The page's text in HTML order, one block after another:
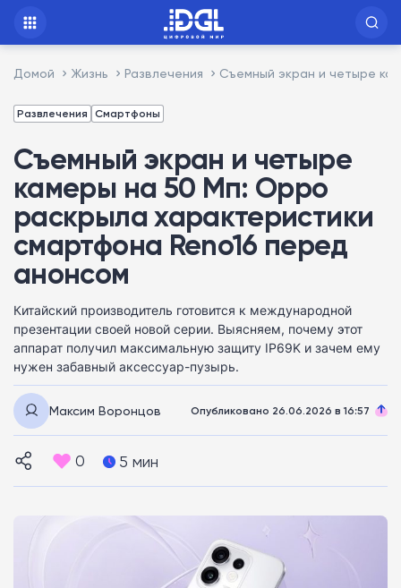
Домой Жизнь Развлечения Съемный экран и четыре
Развлечения Смартфоны
Съемный экран и четыре
камеры на 50 Мп: Oppo
раскрыла характеристики
смартфона Reno16 перед
анонсом
Китайский производитель готовится к международной
презентации своей новой серии. Выясняем, почему этот
аппарат получил максимальную защиту IP69K и зачем ему
нужен забавный аксессуар-пузырь.
Максим Воронцов Опубликовано 26.06.2026 в 16:57
0 5 мин